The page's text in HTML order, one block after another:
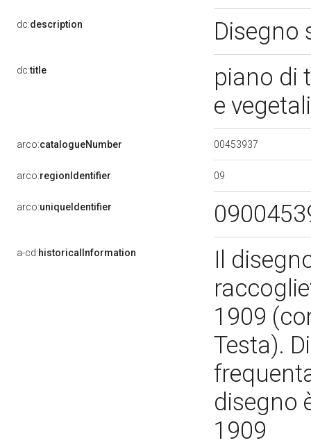
dc:description
dc:title
piano di
e
arco:catalogueNumber 00453937
arco:regionIdentifier 09
arco:uniqueIdentifier
a-cd:historicalInformation
Il
1909
Testa).
disegno
1909